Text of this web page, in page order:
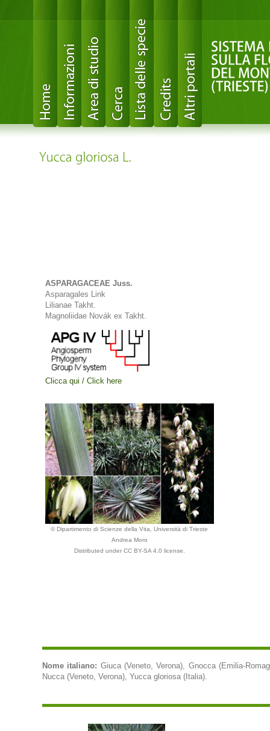
ASPARAGACEAE Juss.
Asparagales Link
Lilianae Takht.
Magnoliidae Novák ex Takht.
Clicca qui / Click here
© Dipartimento di Scienze della Vita, Università di Trieste
Andrea Moro
Distributed under CC BY-SA 4.0 license.
Nome italiano: Giuca (Veneto, Verona), Gnocca (Emilia-
Nucca (Veneto, Verona), Yucca gloriosa (Italia).